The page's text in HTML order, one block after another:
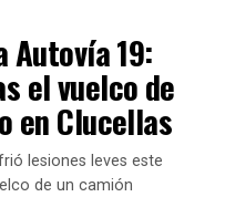
Mercedes-Benz
.
19:
el vuelco de
en Clucellas
lesiones leves este
de un camión